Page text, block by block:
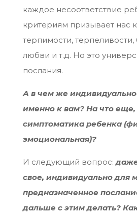
каждое несоответствие
критериям призывает нас
терпимости, терпеливости,
любви и т.д. Но это
послания.
А в чем же
именно к вам? На что еще,
симптоматика ребенка
эмоциональная)?
И следующий вопрос:
свое, индивидуально для
предназначенное
дальше с этим делать?